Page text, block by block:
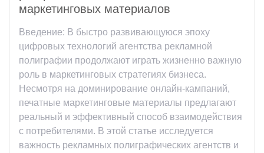
маркетинговых материалов
Введение: В быстро развивающуюся эпоху
цифровых технологий агентства рекламной
полиграфии продолжают играть жизненно важную
роль в маркетинговых стратегиях бизнеса.
Несмотря на доминирование онлайн-кампаний,
печатные маркетинговые материалы предлагают
реальный и эффективный способ взаимодействия
с потребителями. В этой статье исследуется
важность рекламных полиграфических агентств и